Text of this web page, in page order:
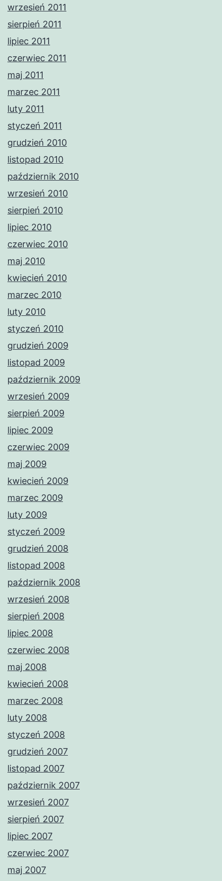
wrzesień 2011
sierpień 2011
lipiec 2011
czerwiec 2011
maj 2011
marzec 2011
luty 2011
styczeń 2011
grudzień 2010
listopad 2010
październik 2010
wrzesień 2010
sierpień 2010
lipiec 2010
czerwiec 2010
maj 2010
kwiecień 2010
marzec 2010
luty 2010
styczeń 2010
grudzień 2009
listopad 2009
październik 2009
wrzesień 2009
sierpień 2009
lipiec 2009
czerwiec 2009
maj 2009
kwiecień 2009
marzec 2009
luty 2009
styczeń 2009
grudzień 2008
listopad 2008
październik 2008
wrzesień 2008
sierpień 2008
lipiec 2008
czerwiec 2008
maj 2008
kwiecień 2008
marzec 2008
luty 2008
styczeń 2008
grudzień 2007
listopad 2007
październik 2007
wrzesień 2007
sierpień 2007
lipiec 2007
czerwiec 2007
maj 2007